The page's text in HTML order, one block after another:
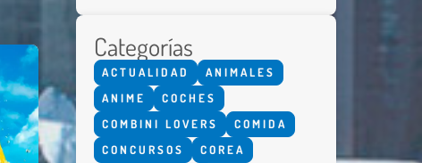
Categorías
ACTUALIDAD
ANIMALES
ANIME
COCHES
COMBINI LOVERS
COMIDA
CONCURSOS
COREA